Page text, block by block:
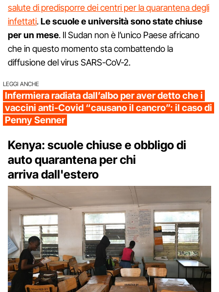
salute di predisporre dei centri per la quarantena degli
infettati.Le scuole e università sono state chiuse
per un mese. Il Sudan non è l’unico Paese africano
che in questo momento sta combattendo la
diffusione del virus SARS-CoV-2.
LEGGI ANCHE
Infermiera radiata dall’albo per aver detto che i
vaccini anti-Covid “causano il cancro”: il caso di
Penny Senner
Kenya: scuole chiuse e obbligo di
auto quarantena per chi
arrivadall'estero